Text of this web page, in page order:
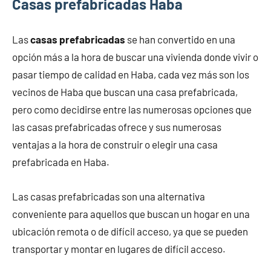
Casas prefabricadas Haba
Lascasas prefabricadas se han convertido en una
opción más a la hora de buscar una vivienda donde vivir o
pasar tiempo de calidad en Haba, cada vez más son los
vecinos de Haba que buscan una casa prefabricada,
pero como decidirse entre las numerosas opciones que
las casas prefabricadas ofrece y sus numerosas
ventajas a la hora de construir o elegir una casa
prefabricada en Haba.
Las casas prefabricadas son una alternativa
conveniente para aquellos que buscan un hogar en una
ubicación remota o de difícil acceso, ya que se pueden
transportar y montar en lugares de difícil acceso.